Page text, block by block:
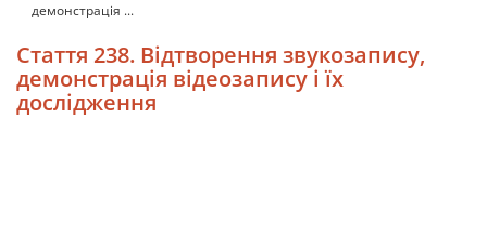
демонстрація ...
Стаття 238. Відтворення звукозапису,
демонстрація відеозапису і їх
дослідження